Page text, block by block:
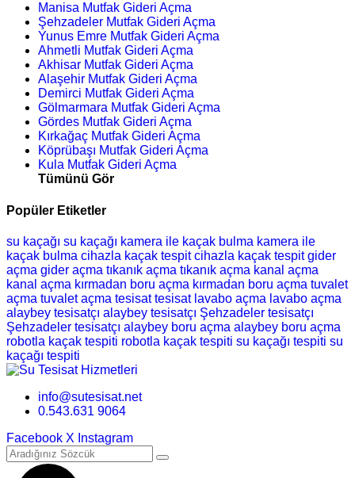
Manisa Mutfak Gideri Açma
Şehzadeler Mutfak Gideri Açma
Yunus Emre Mutfak Gideri Açma
Ahmetli Mutfak Gideri Açma
Akhisar Mutfak Gideri Açma
Alaşehir Mutfak Gideri Açma
Demirci Mutfak Gideri Açma
Gölmarmara Mutfak Gideri Açma
Gördes Mutfak Gideri Açma
Kırkağaç Mutfak Gideri Açma
Köprübaşı Mutfak Gideri Açma
Kula Mutfak Gideri Açma
Tümünü Gör
Popüler Etiketler
su kaçağı su kaçağı kamera ile kaçak bulma kamera ile
kaçak bulma cihazla kaçak tespit cihazla kaçak tespit gider
açma gider açma tıkanık açma tıkanık açma kanal açma
kanal açma kırmadan boru açma kırmadan boru açma tuvalet
açma tuvalet açma tesisat tesisat lavabo açma lavabo açma
alaybey tesisatçı alaybey tesisatçı Şehzadeler tesisatçı
Şehzadeler tesisatçı alaybey boru açma alaybey boru açma
robotla kaçak tespiti robotla kaçak tespiti su kaçağı tespiti su
kaçağı tespiti
info@sutesisat.net
0.543.631 9064
Facebook X Instagram